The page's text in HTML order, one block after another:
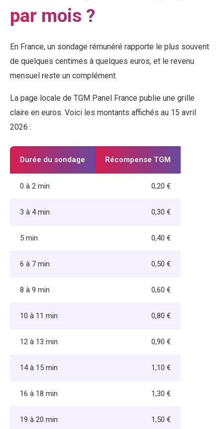
par mois ?
En France, un sondage rémunéré rapporte le plus souvent
de quelques centimes à quelques euros, et le revenu
mensuel reste un complément.
La page locale de TGM Panel France publie une grille
claire en euros. Voici les montants affichés au 15 avril
2026 :
Durée du sondage Récompense TGM
0 à 2 min 0,20 €
3 à 4 min 0,30 €
5 min 0,40 €
6 à 7 min 0,50 €
8 à 9 min 0,60 €
10 à 11 min 0,80 €
12 à 13 min 0,90 €
14 à 15 min 1,10 €
16 à 18 min 1,30 €
19 à 20 min 1,50 €